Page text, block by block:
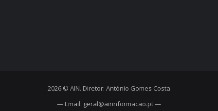
2026 © AIN. Diretor: António Gomes Costa
— Email: geral@airinformacao.pt —